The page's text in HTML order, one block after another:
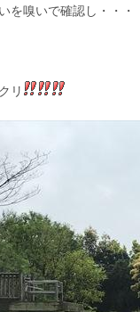
を嗅いで確認し・・・
リ